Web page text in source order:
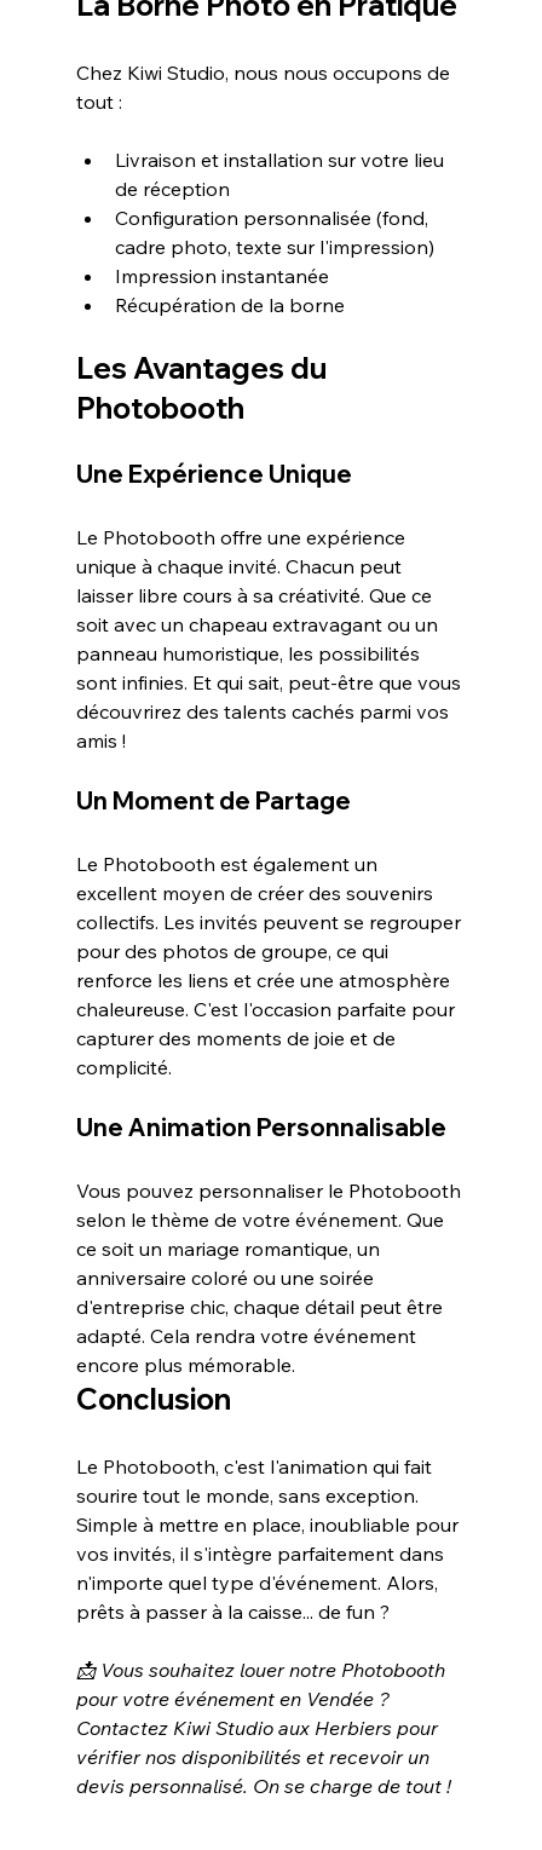
Chez Kiwi Studio, nous nous occupons de
tout :
Livraison et installation sur votre lieu
de réception
Configuration personnalisée (fond,
cadre photo, texte sur l'impression)
Impression instantanée
Récupération de la borne
Les Avantages du
Photobooth
Une Expérience Unique
Le Photobooth offre une expérience
unique à chaque invité. Chacun peut
laisser libre cours à sa créativité. Que ce
soit avec un chapeau extravagant ou un
panneau humoristique, les possibilités
sont infinies. Et qui sait, peut-être que vous
découvrirez des talents cachés parmi vos
amis !
Un Moment de Partage
Le Photobooth est également un
excellent moyen de créer des souvenirs
collectifs. Les invités peuvent se regrouper
pour des photos de groupe, ce qui
renforce les liens et crée une atmosphère
chaleureuse. C'est l'occasion parfaite pour
capturer des moments de joie et de
complicité.
Une Animation Personnalisable
Vous pouvez personnaliser le Photobooth
selon le thème de votre événement. Que
ce soit un mariage romantique, un
anniversaire coloré ou une soirée
d'entreprise chic, chaque détail peut être
adapté. Cela rendra votre événement
encore plus mémorable.
Conclusion
Le Photobooth, c'est l'animation qui fait
sourire tout le monde, sans exception.
Simple à mettre en place, inoubliable pour
vos invités, il s'intègre parfaitement dans
n'importe quel type d'événement. Alors,
prêts à passer à la caisse... de fun ?
📩 Vous souhaitez louer notre Photobooth
pour votre événement en Vendée ?
Contactez Kiwi Studio aux Herbiers pour
vérifier nos disponibilités et recevoir un
devis personnalisé. On se charge de tout !